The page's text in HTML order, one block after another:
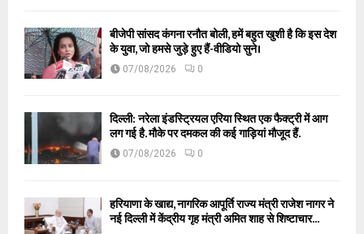
बीजेपी सांसद कंगना रनौत बोली, हमें बहुत खुशी है कि इस देश
के युवा, जो हमसे जुड़े हुए हैं-वीडियो सुने।
07/08/2026 0
दिल्ली: नरेला इंडस्ट्रियल एरिया स्थित एक फैक्ट्री में आग
लग गई है. मौके पर दमकल की कई गाड़ियां मौजूद हैं.
07/08/2026 0
हरियाणा के खाद्य, नागरिक आपूर्ति राज्य मंत्री राजेश नागर ने
नई दिल्ली में केंद्रीय गृह मंत्री अमित शाह से शिष्टाचार...